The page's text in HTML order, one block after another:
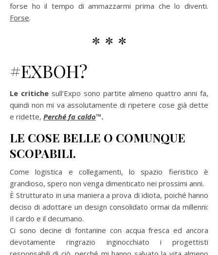
forse ho il tempo di ammazzarmi prima che lo diventi.
Forse.
* * *
#EXBOH?
Le critichesull’Expo sono partite almeno quattro anni fa,
quindi non mi va assolutamente di ripetere cose già dette
e ridette, Perché fa caldo™.
LE COSE BELLE O COMUNQUE
SCOPABILI.
Come logistica e collegamenti, lo spazio fieristico è
grandioso, spero non venga dimenticato nei prossimi anni.
È Strutturato in una maniera a prova di idiota, poiché hanno
deciso di adottare un design consolidato ormai da millenni:
Il cardo e il decumano.
Ci sono decine di fontanine con acqua fresca ed ancora
devotamente ringrazio inginocchiato i progettisti